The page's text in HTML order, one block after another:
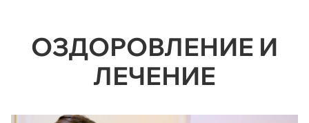
ОЗДОРОВЛЕНИЕ И
ЛЕЧЕНИЕ